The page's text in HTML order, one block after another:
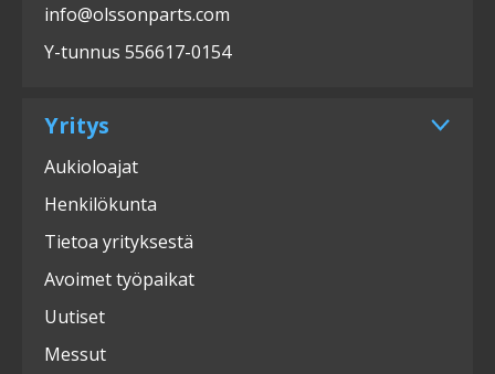
info@olssonparts.com
Y-tunnus 556617-0154
Yritys
Aukioloajat
Henkilökunta
Tietoa yrityksestä
Avoimet työpaikat
Uutiset
Messut